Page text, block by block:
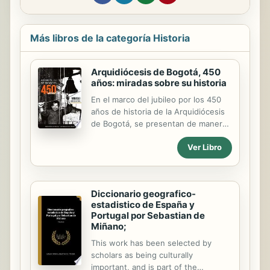
Más libros de la categoría Historia
Arquidiócesis de Bogotá, 450
años: miradas sobre su historia
En el marco del jubileo por los 450
años de historia de la Arquidiócesis
de Bogotá, se presentan de manera
crítica y desde distintas miradas
disciplinares, no solo la impronta
arquidiocesana en el ámbito
que lejos de aquella mirada
monolítica de su quehacer, ha sido
dinámica y dinamizadora de diversos
procesos socioculturales,
económicos y políticos en la historia
nacional, cuya incidencia o
repercusión puede constatarse a
través de los diferentes capítulos
Ver Libro
Diccionario geografico-
estadistico de España y
Portugal por Sebastian de
Miñano;
This work has been selected by
scholars as being culturally
important, and is part of the